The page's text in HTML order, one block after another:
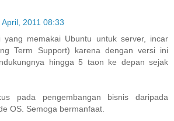
April, 2011 08:33
yang memakai Ubuntu untuk server, incar
Term Support) karena dengan versi ini
hingga 5 taon ke depan sejak
pada pengembangan bisnis daripada
OS. Semoga bermanfaat.